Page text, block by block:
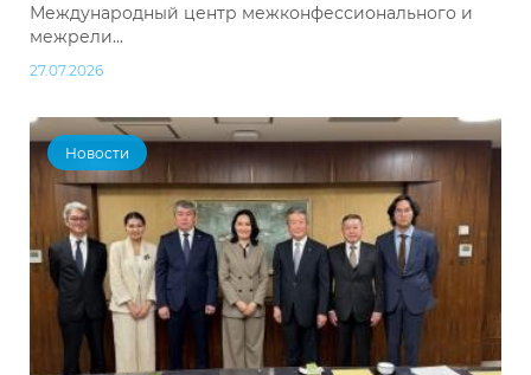
Международный центр межконфессионального и
межрели...
27.07.2026
Новости